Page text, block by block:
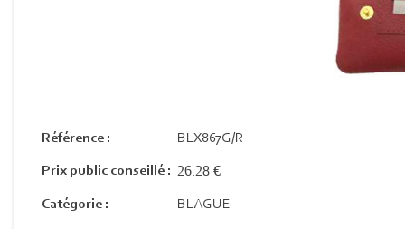
Référence : BLX867G/R
Prix public conseillé : 26.28 €
Catégorie : BLAGUE